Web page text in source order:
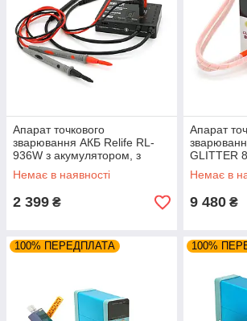
Апарат точкового
зварювання АКБ Relife RL-
936W з акумулятором, з
функцією виявлення КЗ
Немає в наявності
2 399 ₴
Апарат
GLITTER
Li-Ion,
струм
Немає в
9 480 ₴
100% ПЕРЕДПЛАТА 100%